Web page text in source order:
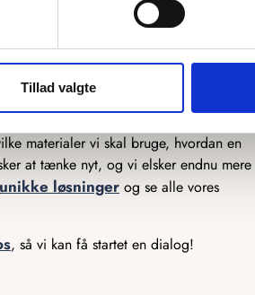
Tillad valgte
klar til at lave det efter dine tanker. Vi
sjov idé, som du gerne vil have gjort til
muligt, og det er kun fantasien, der
mange års erfaring med produktion af
materialer vi skal bruge, hvordan en
at tænke nyt, og vi elsker endnu mere
unikke løsninger og se alle vores
, så vi kan få startet en dialog!